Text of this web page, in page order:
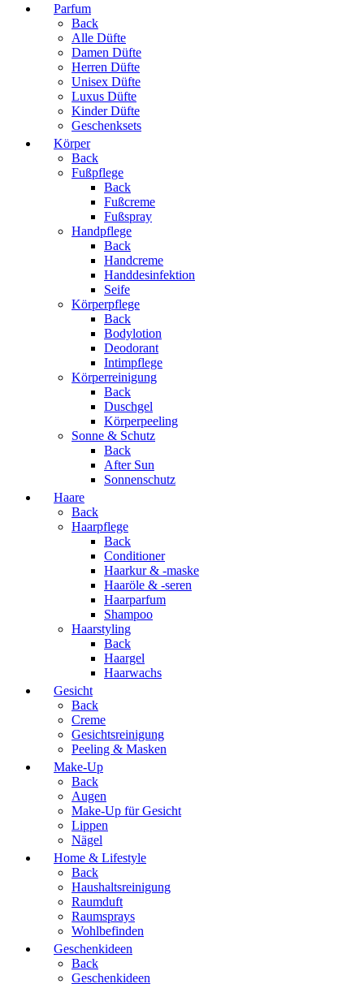
Parfum
Back
Alle Düfte
Damen Düfte
Herren Düfte
Unisex Düfte
Luxus Düfte
Kinder Düfte
Geschenksets
Körper
Back
Fußpflege
Back
Fußcreme
Fußspray
Handpflege
Back
Handcreme
Handdesinfektion
Seife
Körperpflege
Back
Bodylotion
Deodorant
Intimpflege
Körperreinigung
Back
Duschgel
Körperpeeling
Sonne & Schutz
Back
After Sun
Sonnenschutz
Haare
Back
Haarpflege
Back
Conditioner
Haarkur & -maske
Haaröle & -seren
Haarparfum
Shampoo
Haarstyling
Back
Haargel
Haarwachs
Gesicht
Back
Creme
Gesichtsreinigung
Peeling & Masken
Make-Up
Back
Augen
Make-Up für Gesicht
Lippen
Nägel
Home & Lifestyle
Back
Haushaltsreinigung
Raumduft
Raumsprays
Wohlbefinden
Geschenkideen
Back
Geschenkideen